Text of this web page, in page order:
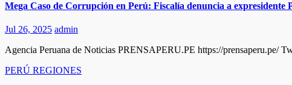
Mega Caso de Corrupción en Perú: Fiscalía denuncia a
Jul 26, 2025 admin
Agencia Peruana de Noticias PRENSAPERU.PE https://prensaperu.pe/
PERÚ REGIONES